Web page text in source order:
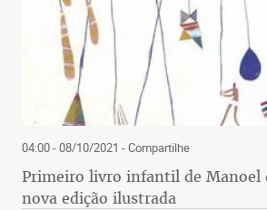
04:00 - 08/10/2021 - Compartilhe
Primeiro livro infantil de Manoel
nova edição ilustrada